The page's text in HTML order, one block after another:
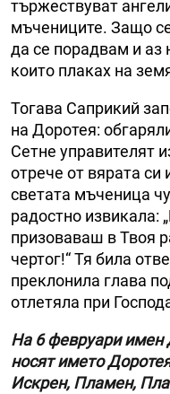
тържествуват
мъчениците. Защо
да се порадвам и аз
които плаках на
Тогава Саприкий
на Доротея:
Сетне управителят
отрече от вярата си
светата мъченица
радостно извикала:
призоваваш в Твоя
чертог!“ Тя била
преклонила глава
отлетяла при
На 6 февруари имен
носят името
Искрен, Пламен,